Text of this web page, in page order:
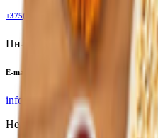
+375(29)6875999
Пн-Пт: 8:00 - 17:00
E-mail
info@yoda.by
Не для электронных обращений